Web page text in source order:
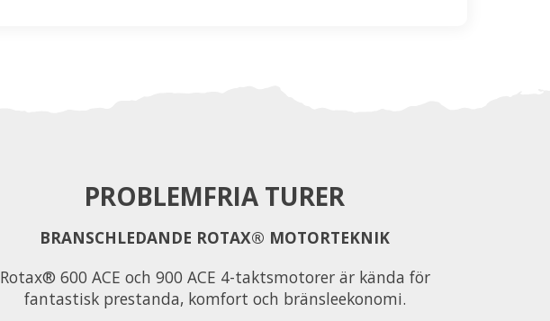
PROBLEMFRIA TURER
BRANSCHLEDANDE ROTAX® MOTORTEKNIK
Rotax® 600 ACE och 900 ACE 4-taktsmotorer är kända för
fantastisk prestanda, komfort och bränsleekonomi.